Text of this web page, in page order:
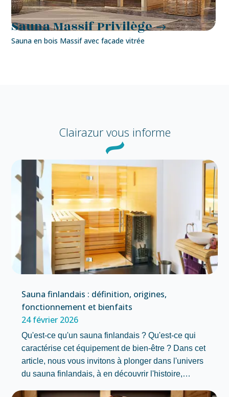
Sauna Massif Privilège
Sauna en bois Massif avec façade vitrée
Clairazur vous informe
Sauna finlandais : définition, origines,
fonctionnement et bienfaits
24 février 2026
Qu'est-ce qu'un sauna finlandais ? Qu'est-ce qui
caractérise cet équipement de bien-être ? Dans cet
article, nous vous invitons à plonger dans l'univers
du sauna finlandais, à en découvrir l'histoire,…